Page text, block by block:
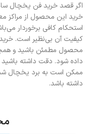
اگر قصد خرید فن یخچال
خرید این محصول از مراکز
استحکام کافی برخوردار
کیفیت آن بی‌نظیر است.
محصول مطمئن باشید و
داده شود. دقت داشته باشید
ممکن است به برد یخچال
داشته باشد.